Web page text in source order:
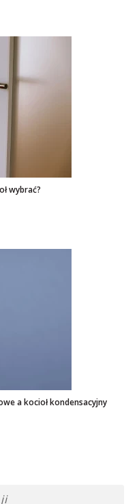
wybrać?
a kocioł kondensacyjny